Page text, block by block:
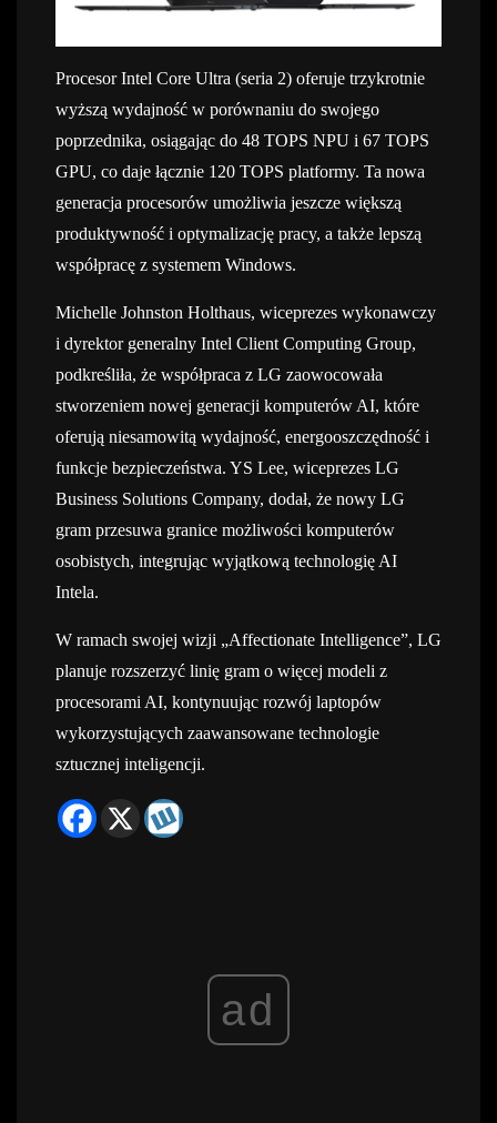
Procesor Intel Core Ultra (seria 2) oferuje trzykrotnie
wyższą wydajność w porównaniu do swojego
poprzednika, osiągając do 48 TOPS NPU i 67 TOPS
GPU, co daje łącznie 120 TOPS platformy. Ta nowa
generacja procesorów umożliwia jeszcze większą
produktywność i optymalizację pracy, a także lepszą
współpracę z systemem Windows.
Michelle Johnston Holthaus, wiceprezes wykonawczy
i dyrektor generalny Intel Client Computing Group,
podkreśliła, że współpraca z LG zaowocowała
stworzeniem nowej generacji komputerów AI, które
oferują niesamowitą wydajność, energooszczędność i
funkcje bezpieczeństwa. YS Lee, wiceprezes LG
Business Solutions Company, dodał, że nowy LG
gram przesuwa granice możliwości komputerów
osobistych, integrując wyjątkową technologię AI
Intela.
W ramach swojej wizji „Affectionate Intelligence”, LG
planuje rozszerzyć linię gram o więcej modeli z
procesorami AI, kontynuując rozwój laptopów
wykorzystujących zaawansowane technologie
sztucznej inteligencji.
ad